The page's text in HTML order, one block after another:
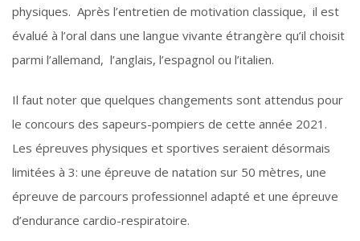
physiques. Après l’entretien de motivation classique, il est
évalué à l’oral dans une langue vivante étrangère qu’il choisit
parmi l’allemand, l’anglais, l’espagnol ou l’italien.
Il faut noter que quelques changements sont attendus pour
le concours des sapeurs-pompiers de cette année 2021.
Les épreuves physiques et sportives seraient désormais
limitées à 3: une épreuve de natation sur 50 mètres, une
épreuve de parcours professionnel adapté et une épreuve
d’endurance cardio-respiratoire.